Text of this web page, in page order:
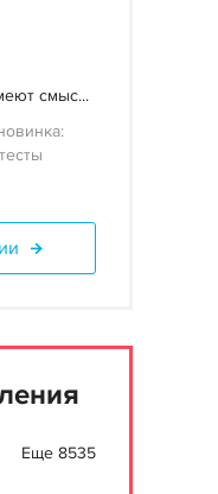
смыс...
Еще 8535